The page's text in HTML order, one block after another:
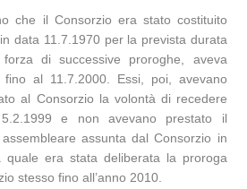
che il Consorzio era stato costituito
data 11.7.1970 per la prevista durata
di successive proroghe, aveva
al 11.7.2000. Essi, poi, avevano
al Consorzio la volontà di recedere
e non avevano prestato il
assunta dal Consorzio in
quale era stata deliberata la proroga
stesso fino all’anno 2010.